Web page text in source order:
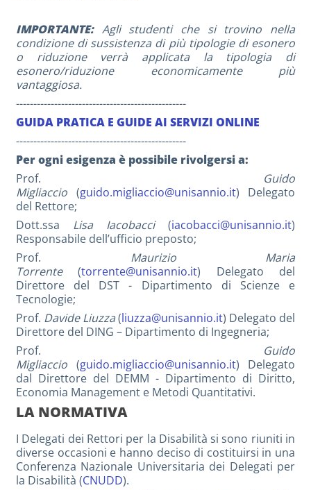
IMPORTANTE:Agli studenti che si trovino nella
condizione di sussistenza di più tipologie di esonero
o riduzione verrà applicata la tipologia di
esonero/riduzione economicamente più
vantaggiosa.
-------------------------------------------------
GUIDA PRATICA E GUIDE AI SERVIZI ONLINE
-------------------------------------------------
Per ogni esigenza è possibile rivolgersi a:
Prof. Guido
Migliaccio (guido.migliaccio@unisannio.it) Delegato
del Rettore;
Dott.ssa Lisa Iacobacci(iacobacci@unisannio.it)
Responsabile dell’ufficio preposto;
Prof. Maurizio Maria
Torrente(torrente@unisannio.it) Delegato del
Direttore del DST - Dipartimento di Scienze e
Tecnologie;
Prof. Davide Liuzza(liuzza@unisannio.it) Delegato del
Direttore del DING – Dipartimento di Ingegneria;
Prof. Guido
Migliaccio (guido.migliaccio@unisannio.it) Delegato
dal Direttore del DEMM - Dipartimento di Diritto,
Economia Management e Metodi Quantitativi.
LA NORMATIVA
I Delegati dei Rettori per la Disabilità si sono riuniti in
diverse occasioni e hanno deciso di costituirsi in una
Conferenza Nazionale Universitaria dei Delegati per
la Disabilità (CNUDD).